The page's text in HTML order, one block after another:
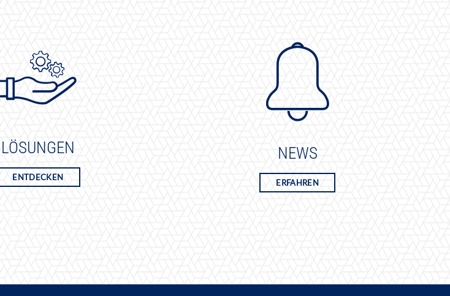
LÖSUNGEN
ENTDECKEN
NEWS
ERFAHREN